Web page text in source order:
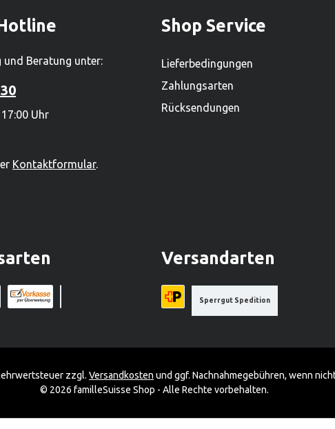
sitzt das
beschäftigt weltweit über
Mit einem lieferfähigen
mehr als 2.000
es zudem einer der
Beratung unter:
Uhr
Kontaktformular.
Shop Service
Lieferbedingungen
Zahlungsarten
Rücksendungen
Versandarten
Priority A-Post
Sperrgut Spedition
zzgl. Versandkosten und ggf. Nachnahmegebühren, wenn
© 2026 familleSuisse Shop - Alle Rechte vorbehalten.